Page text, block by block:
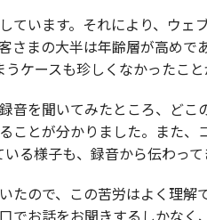
ています。それにより、ウェ
まの大半は年齢層が高めで
ケースも珍しくなかったこと
音を聞いてみたところ、ど
ことが分かりました。また、
る様子も、録音から伝わって
たので、この苦労はよく理解
でお話をお聞きするしかなく